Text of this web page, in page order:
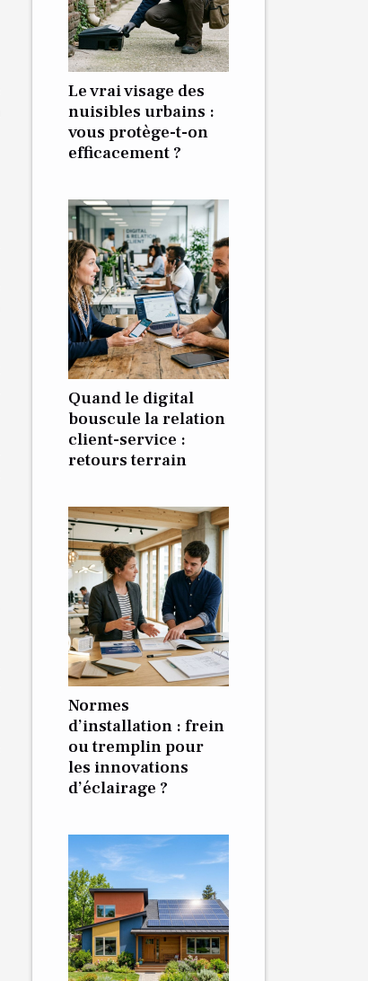
Le vrai visage des
nuisibles urbains :
vous protège-t-on
efficacement ?
Quand le digital
bouscule la relation
client-service :
retours terrain
Normes
d’installation : frein
ou tremplin pour
les innovations
d’éclairage ?